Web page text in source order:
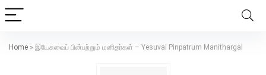
Home » இயேசுவைப் பின்பற்றும் மனிதர்கள் – Yesuvai Pinpatrum Manithargal